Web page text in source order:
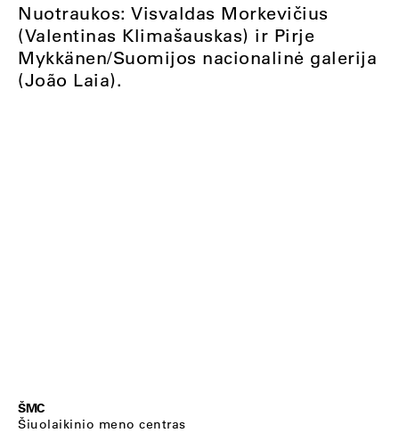
Nuotraukos: Visvaldas Morkevičius
(Valentinas Klimašauskas) ir Pirje
Mykkänen/Suomijos nacionalinė galerija
(João Laia).
ŠMC
Šiuolaikinio meno centras